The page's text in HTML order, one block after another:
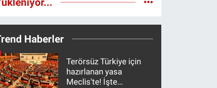
Haberler
Terörsüz Türkiye için
hazırlanan yasa
Meclis'te! İşte